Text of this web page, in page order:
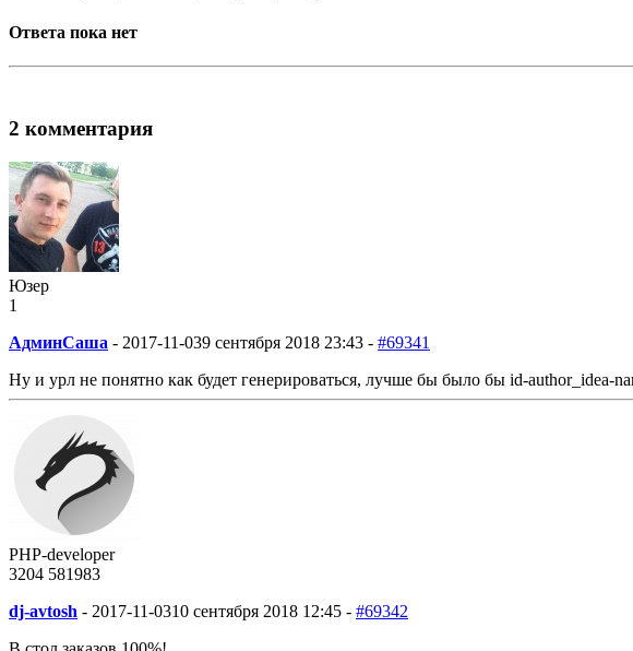
Ответа пока нет
2 комментария
Юзер
1
АдминСаша - 2017-11-039 сентября 2018 23:43 - #69341
Ну и урл не понятно как будет генерироваться, лучше бы было бы id-author_idea-
PHP-developer
3204 581983
dj-avtosh - 2017-11-0310 сентября 2018 12:45 - #69342